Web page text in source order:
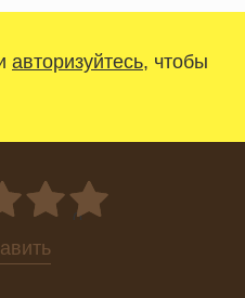
авторизуйтесь, чтобы
0